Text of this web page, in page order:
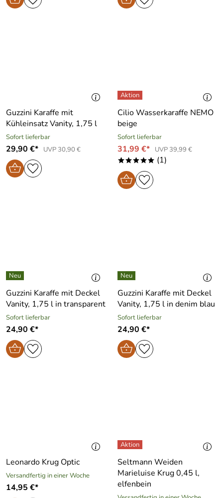
Guzzini Karaffe mit
Kühleinsatz Vanity, 1,75 l
Sofort lieferbar
29,90 €* UVP 30,90 €
Cilio Wasserkaraffe NEMO
beige
Sofort lieferbar
31,99 €* UVP 39,99 €
***** (1)
Guzzini Karaffe mit Deckel
Vanity, 1,75 l in transparent
Sofort lieferbar
24,90 €*
Guzzini Karaffe mit Deckel
Vanity, 1,75 l in denim blau
Sofort lieferbar
24,90 €*
Leonardo Krug Optic
Versandfertig in einer Woche
14,95 €*
Seltmann Weiden
Marieluise Krug 0,45 l,
elfenbein